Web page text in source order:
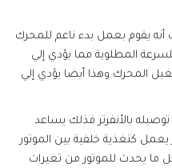
أنه يقوم بعمل بدء ناعم للمحرك
المطلوبة مما يؤدي إلي
المحرك وهذا أيضا يؤدي إلي
بالأنفرتر فذلك يساعد
يعمل كتغذية خلفية بين الموتور
بكل ما يحدث للموتور من تغيرات